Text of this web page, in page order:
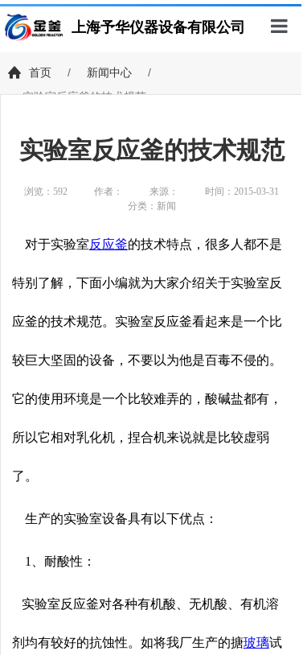
产
上海予华仪器设备有限公司
首页 / 新闻中心
/
实验室反应釜的技术规范
实验室反应釜的技术规范
浏览： 592 作者： 来源：
时间：2015-03-31
分类：新闻
对于实验室反应釜的技术特点，很多人都不是
特别了解，下面小编就为大家介绍关于实验室反
应釜的技术规范。实验室反应釜看起来是一个比
较巨大坚固的设备，不要以为他是百毒不侵的。
它的使用环境是一个比较难弄的，酸碱盐都有，
所以它相对乳化机，捏合机来说就是比较虚弱
了。
生产的实验室设备具有以下优点：
1、耐酸性：
实验室反应釜对各种有机酸、无机酸、有机溶
剂均有较好的抗蚀性。如将我厂生产的搪玻璃试